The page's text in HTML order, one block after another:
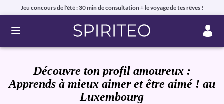
Jeu concours de l'été : 30 min de consultation + le voyage de tes rêves !
Ouvrir le menu
Découvre ton profil amoureux :
Apprends à mieux aimer et être aimé ! au
Luxembourg